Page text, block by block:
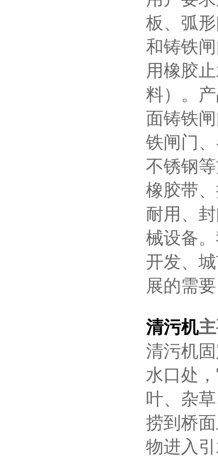
板、弧
和铸铁
用橡胶
料）。
面铸铁
铁闸门
不锈钢
橡胶带
耐用、
械设备
开发、
展的需
清污机
清污机
水口处
叶、杂
捞到桥
物进入